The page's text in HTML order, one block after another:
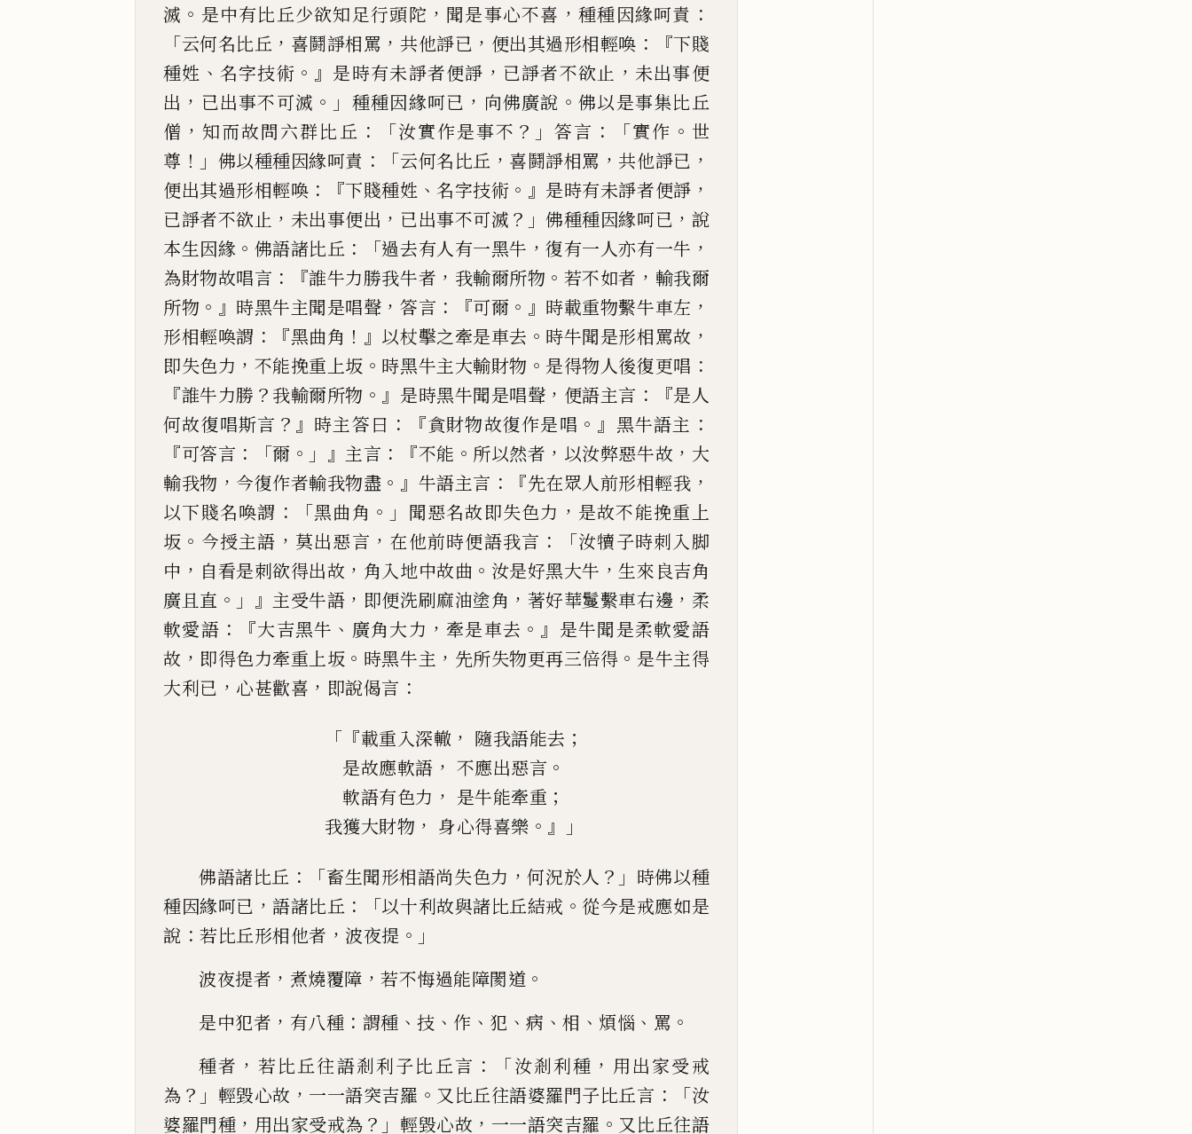
滅 。 是中有比丘少欲知足行頭陀 ， 聞是事心不喜 ， 種種因緣呵責 ：
「云何名比丘 ， 喜鬪諍相罵 ，共他諍已 ， 便出其過形相輕喚 ：『下賤
種姓 、 名字技術 。』 是時有未諍者便諍 ， 已諍者不欲止 ， 未出事便
出 ， 已出事不可滅 。」 種種因緣呵已 ， 向佛廣說 。 佛以是事集比丘
僧 ，知而故問六群比丘 ：「汝實作是事不 ？」答言 ：「實作 。 世
尊 ！」 佛以種種因緣呵責 ：「云何名比丘 ， 喜鬪諍相罵 ，共他諍已 ，
便出其過形相輕喚 ：『下賤種姓 、名字技術 。』 是時有未諍者便諍 ，
已諍者不欲止 ， 未出事便出 ， 已出事不可滅 ？」佛種種因緣呵已 ， 說
本生因緣 。 佛語諸比丘 ：「過去有人有一黑牛 ，復有一人亦有一牛 ，
為財物故唱言 ：『誰牛力勝我牛者 ， 我輸爾所物 。 若不如者 ， 輸我爾
所物 。』 時黑牛主聞是唱聲 ， 答言 ：『可爾 。』 時載重物繫牛車左 ，
形相輕喚謂 ：『黑曲角 ！』 以杖擊之牽是車去 。 時牛聞是形相罵故 ，
即失色力 ， 不能挽重上坂 。 時黑牛主大輸財物 。 是得物人後復更唱 ：
『誰牛力勝 ？ 我輸爾所物 。』 是時黑牛聞是唱聲 ， 便語主言 ：『是人
何故復唱斯言 ？』 時主答曰 ： 『貪財物故復作是唱 。』 黑牛語主 ：
『可答言 ：「爾 。」』 主言 ：『不能 。 所以然者 ， 以汝弊惡牛故 ， 大
輸我物 ， 今復作者輸我物盡 。』 牛語主言 ：『先在眾人前形相輕我 ，
以下賤名喚謂 ：「黑曲角 。」 聞惡名故即失色力 ， 是故不能挽重上
坂 。 今授主語 ， 莫出惡言 ， 在他前時便語我言 ：「汝犢子時刺入脚
中 ， 自看是刺欲得出故 ， 角入地中故曲 。 汝是好黑大牛 ，生來良吉角
廣且直 。」』 主受牛語 ， 即便洗刷麻油塗角 ， 著好華鬘繫車右邊 ， 柔
軟愛語 ：『大吉黑牛 、 廣角大力 ， 牽是車去 。』 是牛聞是柔軟愛語
故 ， 即得色力牽重 上坂 。 時黑牛主 ， 先所失物更再三倍得 。 是牛主得
大利已 ， 心甚歡喜 ， 即說偈言 ：
「『載重入深轍 ， 隨我語能去 ；
是故應軟語 ， 不應出惡言 。
軟語有色力 ， 是牛能牽重 ；
我獲大財物 ， 身心得喜樂 。』」
佛語諸比丘 ：「畜生聞形相語尚失色力 ，何況於人 ？」 時佛以種
種因緣呵已 ，語諸比丘 ：「以十利故與諸比丘結戒 。 從今是戒應如是
說 ： 若比丘形相他者 ， 波夜提 。」
波夜提者 ， 煮燒覆障 ， 若不悔過能障閡道 。
是中犯者 ， 有八種 ： 謂種 、 技 、 作 、 犯 、 病 、 相 、 煩惱 、 罵 。
種者 ， 若比丘往語剎利子比丘言 ：「汝剎利種 ， 用出家受戒
為 ？」 輕毀心故 ， 一一語突吉羅 。 又比丘往語婆羅門子比丘言 ：「汝
婆羅門種 ， 用出家受戒為 ？」 輕毀心故 ， 一一語突吉羅 。 又比丘往語